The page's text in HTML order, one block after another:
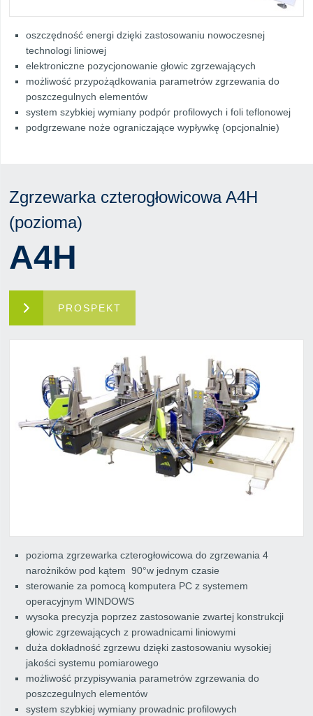
oszczędność energi dzięki zastosowaniu nowoczesnej
technologi liniowej
elektroniczne pozycjonowanie głowic zgrzewających
możliwość przypożądkowania parametrów zgrzewania do
poszczegulnych elementów
system szybkiej wymiany podpór profilowych i foli teflonowej
podgrzewane noże ograniczające wypływkę (opcjonalnie)
Zgrzewarka czterogłowicowa A4H
(pozioma)
A4H
PROSPEKT
pozioma zgrzewarka czterogłowicowa do zgrzewania 4
narożników pod kątem 90°w jednym czasie
sterowanie za pomocą komputera PC z systemem
operacyjnym WINDOWS
wysoka precyzja poprzez zastosowanie zwartej konstrukcji
głowic zgrzewających z prowadnicami liniowymi
duża dokładność zgrzewu dzięki zastosowaniu wysokiej
jakości systemu pomiarowego
możliwość przypisywania parametrów zgrzewania do
poszczegulnych elementów
system szybkiej wymiany prowadnic profilowych